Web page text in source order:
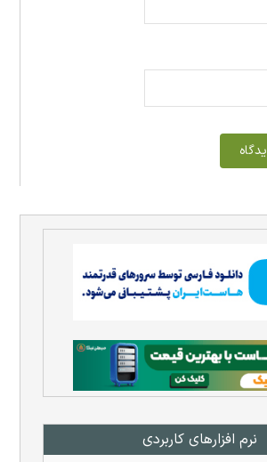
نرم افزار‌های کاربردی